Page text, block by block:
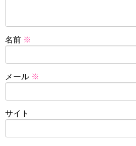
名前 ※
メール ※
サイト